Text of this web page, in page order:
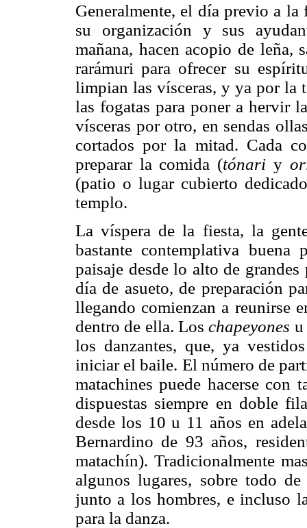
Generalmente, el día previo a la
su organización y sus
mañana, hacen acopio de leña,
rarámuri para ofrecer su
limpian las vísceras, y ya por la
las fogatas para poner a hervir
vísceras por otro, en sendas
cortados por la mitad. Cada
preparar la comida (tónari y
(patio o lugar cubierto
templo.
La víspera de la fiesta, la
bastante contemplativa
paisaje desde lo alto de
día de asueto, de preparación
llegando comienzan a reunirse
dentro de ella. Loschapeyones u
los danzantes, que, ya
iniciar el baile. El número de
matachines puede hacerse con
dispuestas siempre en doble
desde los 10 u 11 años en
Bernardino de 93 años,
matachín). Tradicionalmente
algunos lugares, sobre todo
junto a los hombres, e incluso
para la danza.